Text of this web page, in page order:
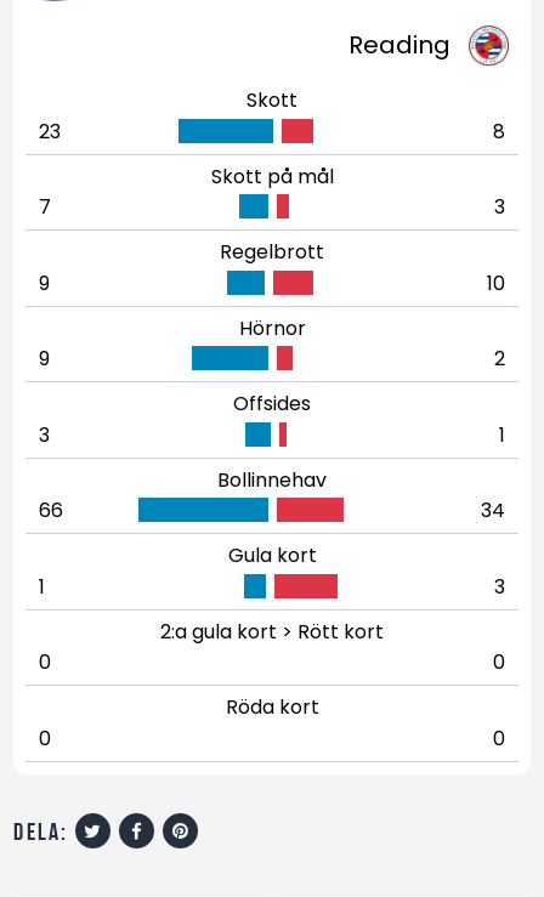
Reading
Skott
23
8
Skott på mål
7
3
Regelbrott
9
10
Hörnor
9
2
Offsides
3
1
Bollinnehav
66
34
Gula kort
1
3
2:a gula kort > Rött kort
0
0
Röda kort
0
0
dela: